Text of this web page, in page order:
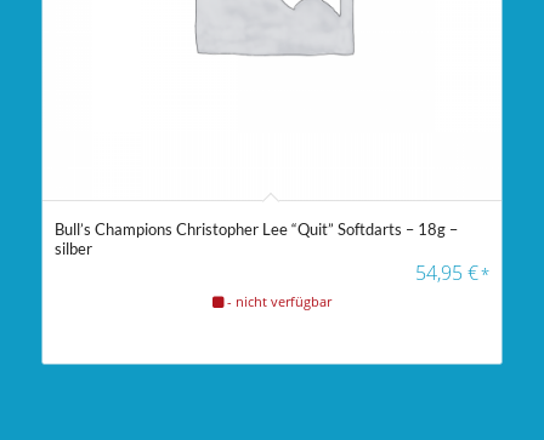
Bull’s Champions Christopher Lee “Quit” Softdarts – 18g –
silber
54,95€*
- nicht verfügbar